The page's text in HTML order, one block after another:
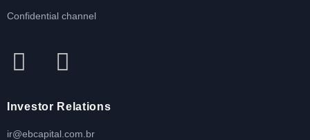
Confidential channel
Investor Relations
ir@ebcapital.com.br